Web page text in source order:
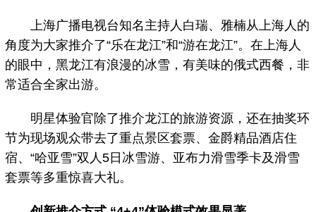
上海广播电视台知名主持人白瑞、雅楠从上海人的
角度为大家推介了“乐在龙江”和“游在龙江”。在上海人
的眼中，黑龙江有浪漫的冰雪，有美味的俄式西餐，非
常适合全家出游。
明星体验官除了推介龙江的旅游资源，还在抽奖环
节为现场观众带去了重点景区套票、金爵精品酒店住
宿、“哈亚雪”双人5日冰雪游、亚布力滑雪季卡及滑雪
套票等多重惊喜大礼。